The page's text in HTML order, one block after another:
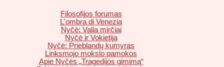
Filosofijos forumas
L'ombra di Venezia
Nyčė: Valia mirčiai
Nyčė ir Vokietija
Nyčė: Prieblandų kumyras
Linksmojo mokslo pamokos
Apie Nyčės „Tragedijos gimimą“